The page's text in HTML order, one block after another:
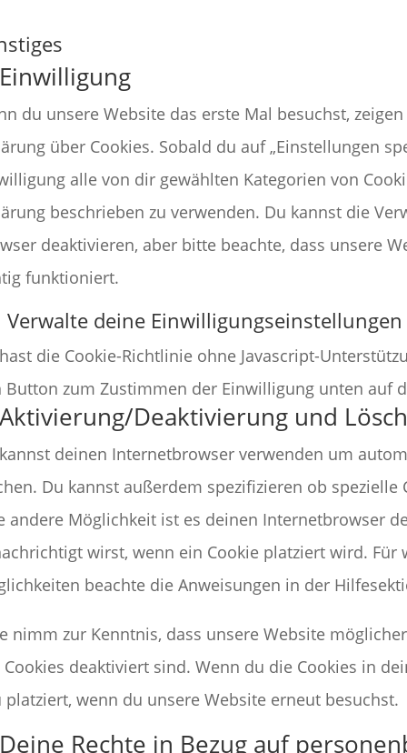
du unsere Website das erste Mal besuchst,
über Cookies. Sobald du auf „Einstellungen
alle von dir gewählten Kategorien von
beschrieben zu verwenden. Du kannst die
deaktivieren, aber bitte beachte, dass unsere
funktioniert.
Verwalte deine Einwilligungseinstellungen
die Cookie-Richtlinie ohne Javascript-
Button zum Zustimmen der Einwilligung unten auf
Deaktivierung und
deinen Internetbrowser verwenden um
Du kannst außerdem spezifizieren ob
andere Möglichkeit ist es deinen Internetbrowser
wirst, wenn ein Cookie platziert wird.
beachte die Anweisungen in der
nimm zur Kenntnis, dass unsere Website
Cookies deaktiviert sind. Wenn du die Cookies in
platziert, wenn du unsere Website erneut besuchst.
Rechte in Bezug auf